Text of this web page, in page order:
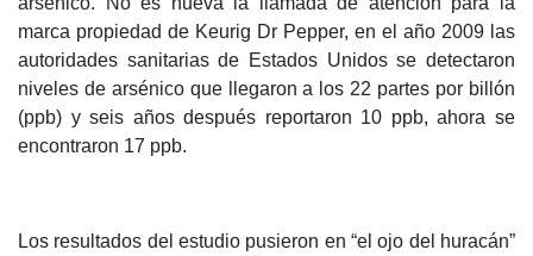
marca propiedad de Keurig Dr Pepper, en el año 2009 las
autoridades sanitarias de Estados Unidos se detectaron
niveles de arsénico que llegaron a los 22 partes por billón
(ppb) y seis años después reportaron 10 ppb, ahora se
encontraron 17 ppb.
Los resultados del estudio pusieron en “el ojo del huracán”